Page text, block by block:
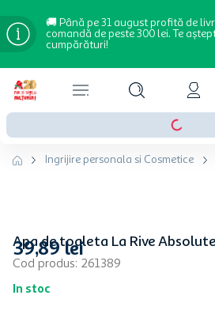
🚚 Până pe 31 august profită de
comandă de peste 300 lei. Te
cumpărături!
Ingrijire personala si Cosmetice
Apa de toaleta La Rive
Cod produs: 261389
In stoc
39,89 lei